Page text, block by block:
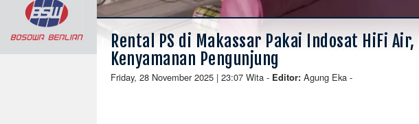
Rental PS di Makassar Pakai Indosat HiFi
Kenyamanan Pengunjung
Friday, 28 November 2025 | 23:07 Wita - Editor:Agung Eka -